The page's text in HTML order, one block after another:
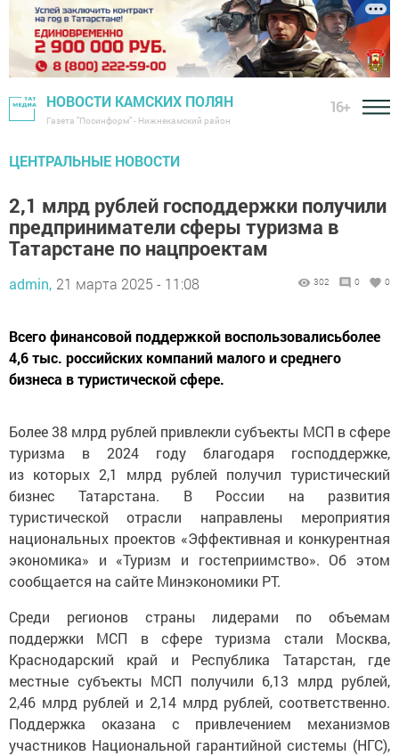
НОВОСТИ КАМСКИХ ПОЛЯН
Газета "Посинформ" - Нижнекамский район
16+
ЦЕНТРАЛЬНЫЕ НОВОСТИ
2,1 млрд рублей господдержки получили
предприниматели сферы туризма в
Татарстане по нацпроектам
admin, 21 марта 2025 - 11:08 302 0 0
Всего финансовой поддержкой воспользовалисьболее
4,6 тыс. российских компаний малого и среднего
бизнеса в туристической сфере.
Более 38 млрд рублей привлекли субъекты МСП в сфере
туризма в 2024 году благодаря господдержке,
из которых 2,1 млрд рублей получил туристический
бизнес Татарстана. В России на развития
туристической отрасли направлены мероприятия
национальных проектов «Эффективная и конкурентная
экономика» и «Туризм и гостеприимство». Об этом
сообщается на сайте Минэкономики РТ.
Среди регионов страны лидерами по объемам
поддержки МСП в сфере туризма стали Москва,
Краснодарский край и Республика Татарстан, где
местные субъекты МСП получили 6,13 млрд рублей,
2,46 млрд рублей и 2,14 млрд рублей, соответственно.
Поддержка оказана с привлечением механизмов
участников Национальной гарантийной системы (НГС),